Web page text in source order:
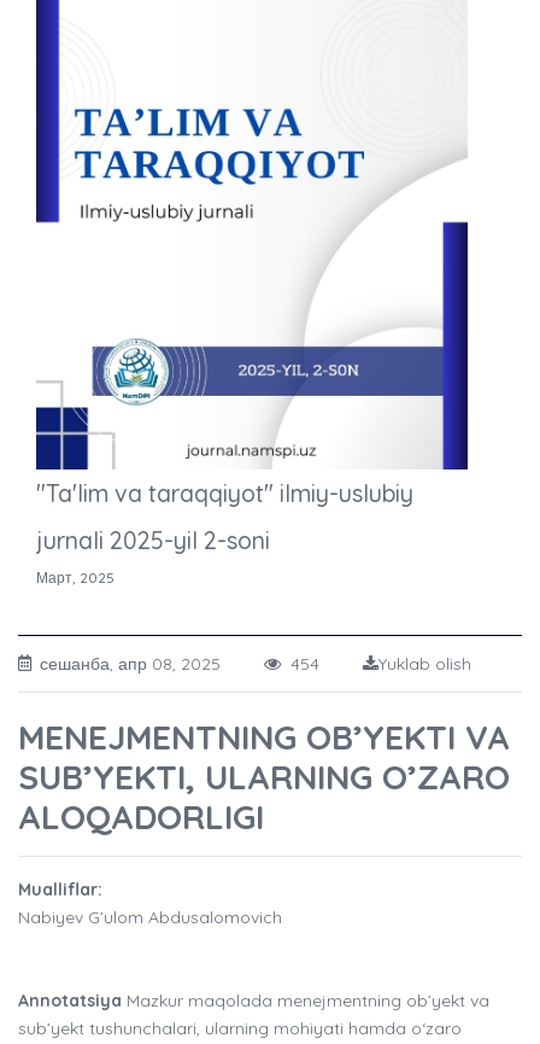
"Ta'lim va taraqqiyot" ilmiy-uslubiy
jurnali 2025-yil 2-soni
Март, 2025
сешанба, апр 08, 2025 454 Yuklab olish
MENEJMENTNING OB’YEKTI VA
SUB’YEKTI, ULARNING O’ZARO
ALOQADORLIGI
Mualliflar:
Nabiyev G’ulom Abdusalomovich
Annotatsiya Mazkur maqolada menejmentning ob’yekt va
sub’yekt tushunchalari, ularning mohiyati hamda o‘zaro